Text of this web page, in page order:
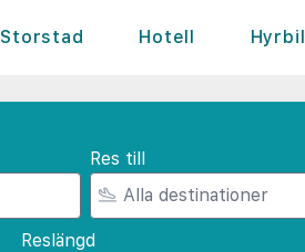
Storstad Hotell Hyrbil
Res till
Reslängd